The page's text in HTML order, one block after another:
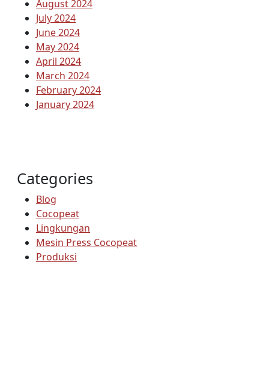
August 2024
July 2024
June 2024
May 2024
April 2024
March 2024
February 2024
January 2024
Categories
Blog
Cocopeat
Lingkungan
Mesin Press Cocopeat
Produksi